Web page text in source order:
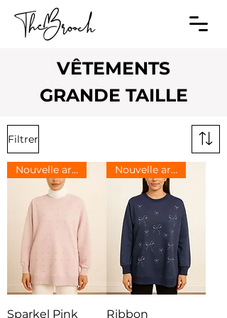
VÊTEMENTS
GRANDE TAILLE
Filtrer
Nouvelle arrivee
Sparkel Pink
Nouvelle arrivee
Ribbon